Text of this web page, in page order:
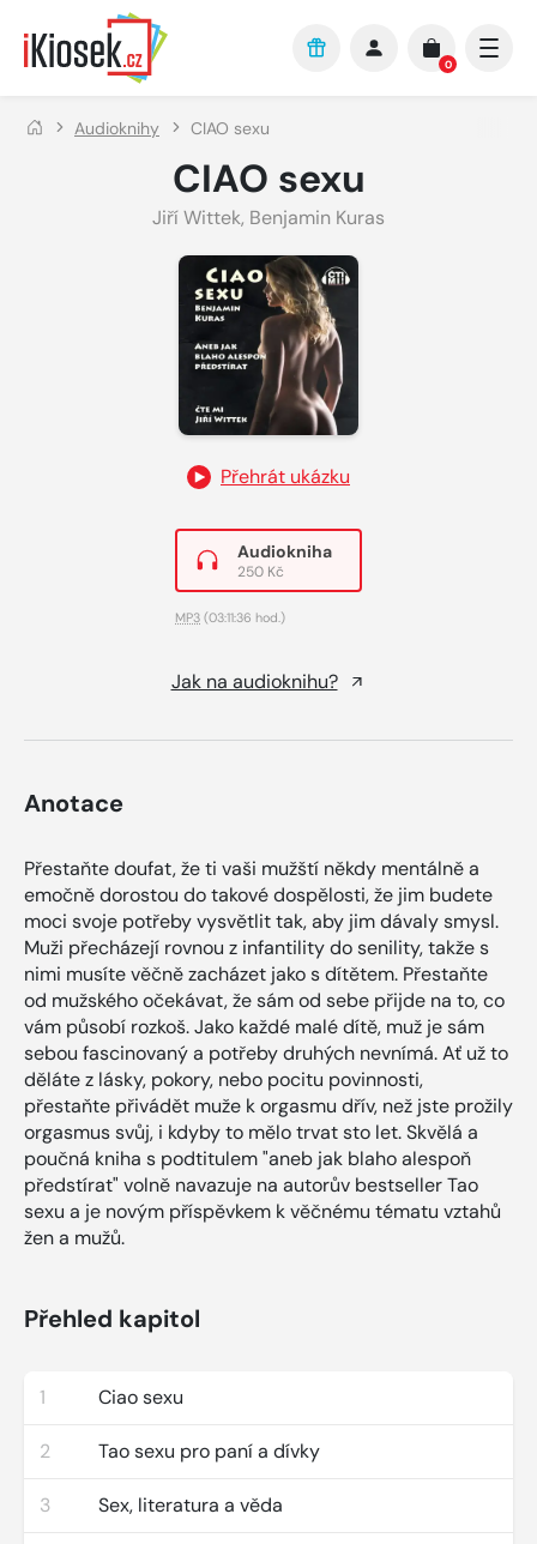
Přejít na hlavní obsah
0
Audioknihy CIAO sexu
CIAO sexu
Jiří Wittek, Benjamin Kuras
Přehrát ukázku
Audiokniha
250 Kč
MP3 (03:11:36 hod.)
Jak na audioknihu?
Anotace
Přestaňte doufat, že ti vaši mužští někdy mentálně a
emočně dorostou do takové dospělosti, že jim budete
moci svoje potřeby vysvětlit tak, aby jim dávaly smysl.
Muži přecházejí rovnou z infantility do senility, takže s
nimi musíte věčně zacházet jako s dítětem. Přestaňte
od mužského očekávat, že sám od sebe přijde na to, co
vám působí rozkoš. Jako každé malé dítě, muž je sám
sebou fascinovaný a potřeby druhých nevnímá. Ať už to
děláte z lásky, pokory, nebo pocitu povinnosti,
přestaňte přivádět muže k orgasmu dřív, než jste prožily
orgasmus svůj, i kdyby to mělo trvat sto let. Skvělá a
poučná kniha s podtitulem "aneb jak blaho alespoň
předstírat" volně navazuje na autorův bestseller Tao
sexu a je novým příspěvkem k věčnému tématu vztahů
žen a mužů.
Přehled kapitol
1 Ciao sexu
2 Tao sexu pro paní a dívky
3 Sex, literatura a věda